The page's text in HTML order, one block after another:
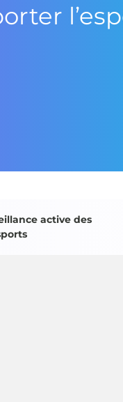
active des